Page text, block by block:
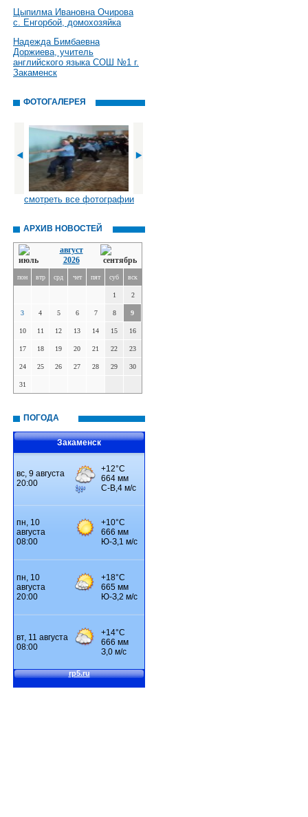
Цыпилма Ивановна Очирова
с. Енгорбой, домохозяйка
Надежда Бимбаевна
Доржиева, учитель
английского языка СОШ №1 г.
Закаменск
ФОТОГАЛЕРЕЯ
смотреть все фотографии
АРХИВ НОВОСТЕЙ
август
2026
пон втр срд чет пят суб вск
1 2
3 4 5 6 7 8 9
10 11 12 13 14 15 16
17 18 19 20 21 22 23
24 25 26 27 28 29 30
31
ПОГОДА
Закаменск